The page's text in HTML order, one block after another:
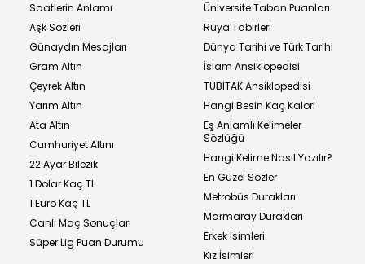
Saatlerin Anlamı
Aşk Sözleri
Günaydın Mesajları
Gram Altın
Çeyrek Altın
Yarım Altın
Ata Altın
Cumhuriyet Altını
22 Ayar Bilezik
1 Dolar Kaç TL
1 Euro Kaç TL
Canlı Maç Sonuçları
Süper Lig Puan Durumu
Üniversite Taban Puanları
Rüya Tabirleri
Dünya Tarihi ve Türk Tarihi
İslam Ansiklopedisi
TÜBİTAK Ansiklopedisi
Hangi Besin Kaç Kalori
Eş Anlamlı Kelimeler
Sözlüğü
Hangi Kelime Nasıl Yazılır?
En Güzel Sözler
Metrobüs Durakları
Marmaray Durakları
Erkek İsimleri
Kız İsimleri